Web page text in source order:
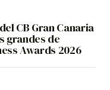
CB Gran Canaria
grandes de
Awards 2026